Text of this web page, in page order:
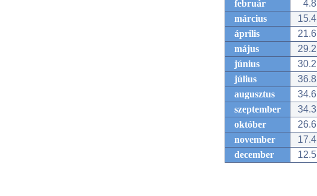
február
4.8
március
15.4
április
21.6
május
29.2
június
30.2
július
36.8
augusztus
34.6
szeptember
34.3
október
26.6
november
17.4
december
12.5